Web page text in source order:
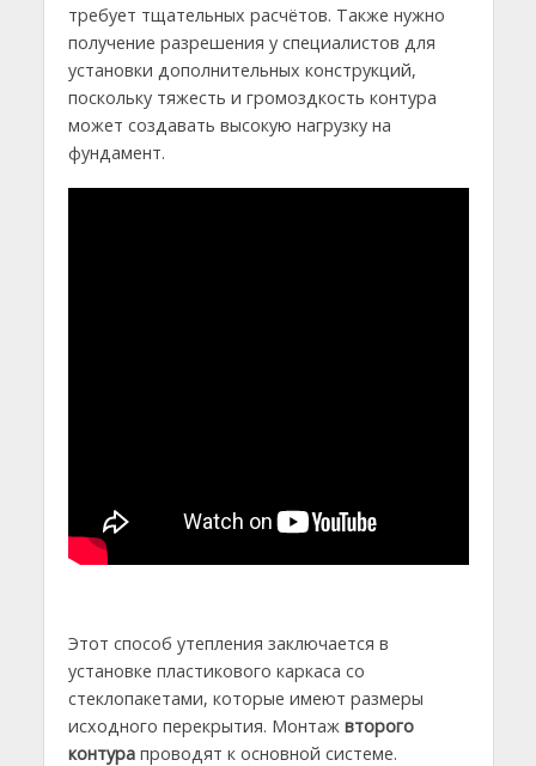
требует тщательных расчётов. Также нужно
получение разрешения у специалистов для
установки дополнительных конструкций,
поскольку тяжесть и громоздкость контура
может создавать высокую нагрузку на
фундамент.
Этот способ утепления заключается в
установке пластикового каркаса со
стеклопакетами, которые имеют размеры
исходного перекрытия. Монтаж второго
контурапроводят к основной системе.